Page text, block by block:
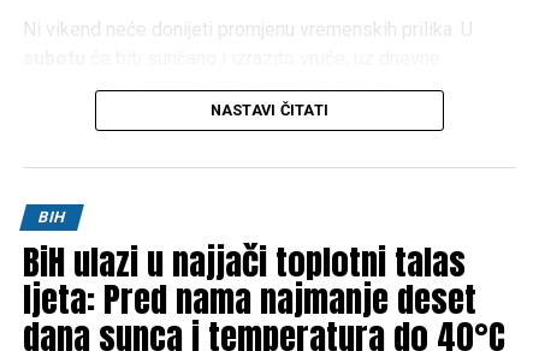
Ni vikend neće donijeti promjenu vremenskih prilika. U
temperature od33 do 40 stepeni, dok će se u
Hercegovini živa u termometru penjati i do
temperature u većem dijelu zemlje iznositi između
stepeni, a na jugu ponovo do 42 stepena Celzijusa.
Prema trenutnim prognozama, ni početak naredne sedmice
neće donijeti olakšanje. Nastavit će se sunčano i vrlo toplo
NASTAVI ČITATI
BIH
BiH ulazi u najjači toplotni talas
ljeta: Pred nama najmanje deset
dana sunca i temperatura do 40°C